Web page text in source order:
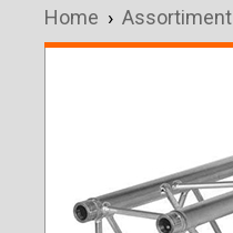
Home › Assortiment